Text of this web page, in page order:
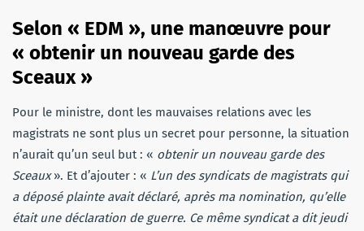
Selon « EDM », une manœuvre pour
« obtenir un nouveau garde des
Sceaux »
Pour le ministre, dont les mauvaises relations avec les
magistrats ne sont plus un secret pour personne, la situation
n’aurait qu’un seul but : « obtenir un nouveau garde des
Sceaux». Et d’ajouter : « L’un des syndicats de magistrats qui
a déposé plainte avait déclaré, après ma nomination, qu’elle
était une déclaration de guerre. Ce même syndicat a dit jeudi